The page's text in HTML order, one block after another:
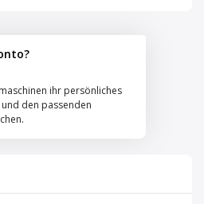
ihr persönliches
den passenden